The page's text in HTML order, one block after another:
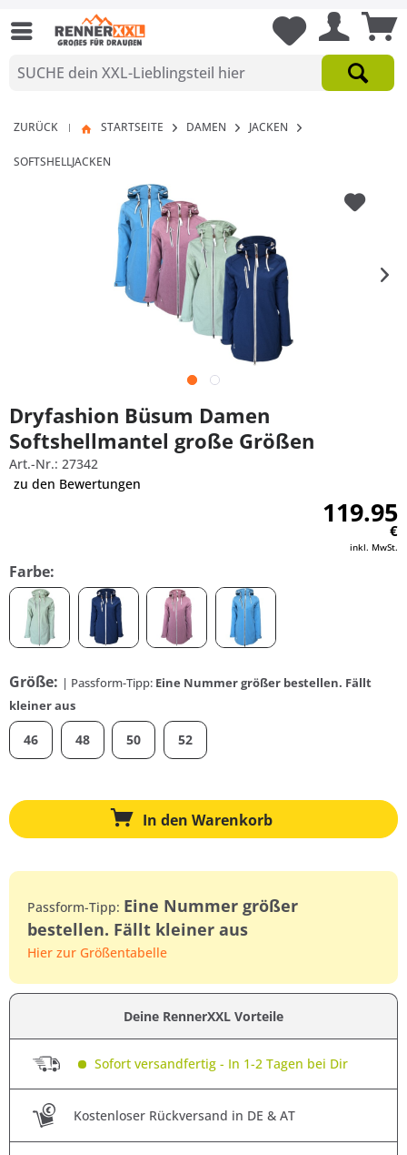
ZURÜCK | STARTSEITE DAMEN JACKEN
SOFTSHELLJACKEN
Dryfashion Büsum Damen
Softshellmantel große Größen
Art.-Nr.: 27342
zu den Bewertungen
119.95
€
inkl. MwSt.
Farbe:
Größe: | Passform-Tipp: Eine Nummer größer bestellen. Fällt
kleiner aus
46 48 50 52
In den Warenkorb
Passform-Tipp: Eine Nummer größer
bestellen. Fällt kleiner aus
Hier zur Größentabelle
Deine RennerXXL Vorteile
Sofort versandfertig - In 1-2 Tagen bei Dir
Kostenloser Rückversand in DE & AT